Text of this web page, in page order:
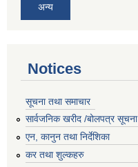
अन्य
Notices
सूचना तथा समाचार
सार्वजनिक खरीद /बोलपत्र सूचना
एन, कानुन तथा निर्देशिका
कर तथा शुल्कहरु